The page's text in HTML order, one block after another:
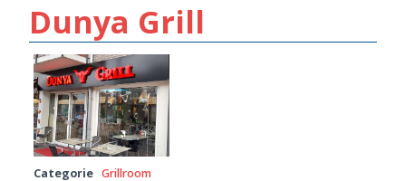
Dunya Grill
Categorie Grillroom